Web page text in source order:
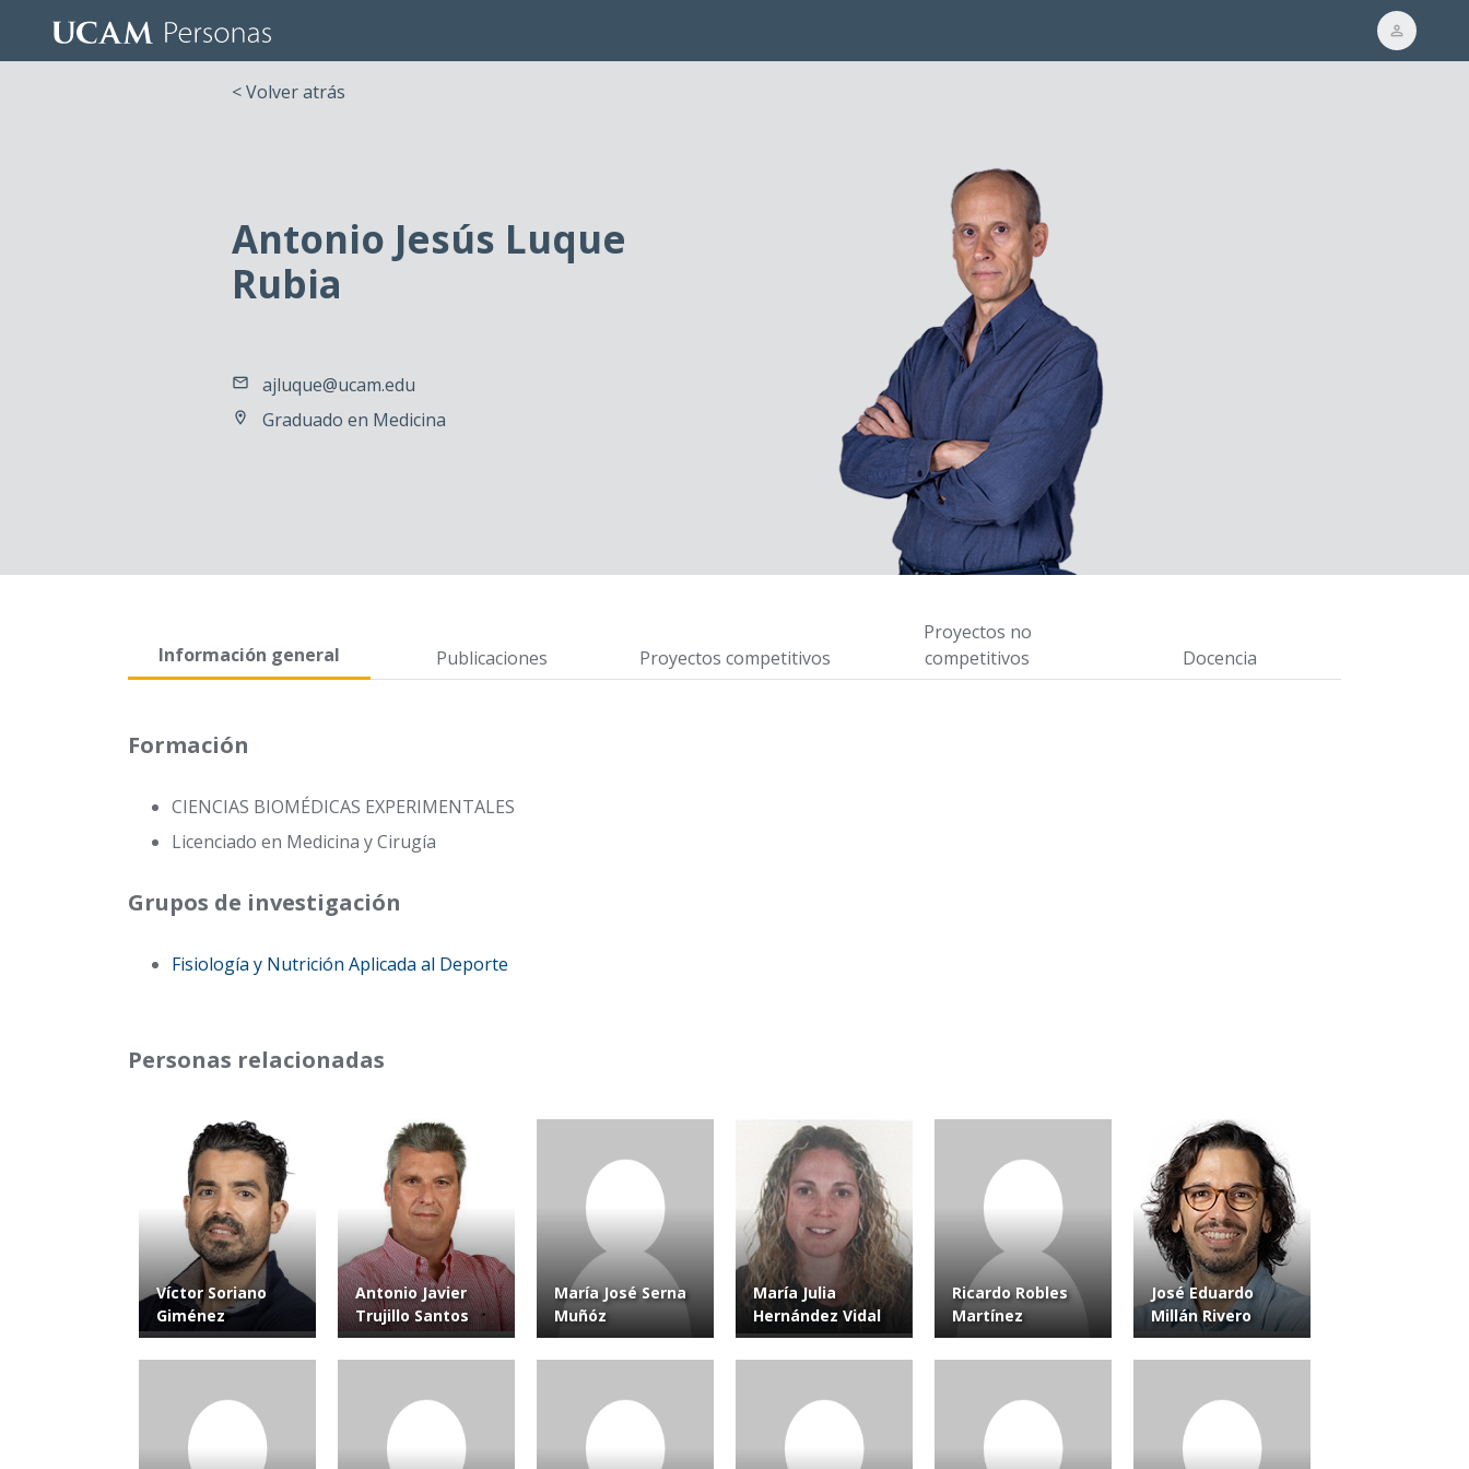
< Volver atrás
Antonio Jesús Luque
Rubia
ajluque@ucam.edu
Graduado en Medicina
Información general Publicaciones Proyectos competitivos
Proyectos no
competitivos
Docencia
Formación
CIENCIAS BIOMÉDICAS EXPERIMENTALES
Licenciado en Medicina y Cirugía
Grupos de investigación
Fisiología y Nutrición Aplicada al Deporte
Personas relacionadas
Víctor Soriano
Giménez
Antonio Javier
Trujillo Santos
María José Serna
Muñóz
María Julia
Hernández Vidal
Ricardo Robles
Martínez
José Eduardo
Millán Rivero